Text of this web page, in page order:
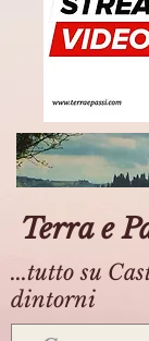
Terra e
...tutto su
dintorni